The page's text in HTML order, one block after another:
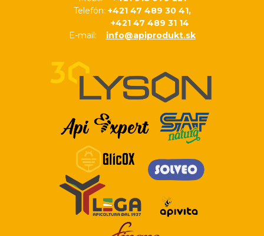
Telefón: +421 47 489 30 41,
+421 47 489 31 14
E-mail: info@apiprodukt.sk